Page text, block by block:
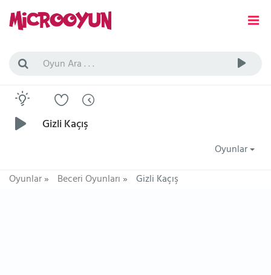
Gizli Kaçış
Oyunlar
Oyunlar» Beceri Oyunları» Gizli Kaçış